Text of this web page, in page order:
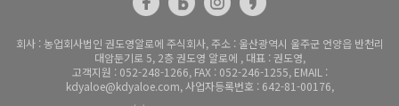
회사 : 농업회사법인 권도영알로에 주식회사, 주소 : 울산광역시 울주군 언양읍 반천리
대암둔기로 5, 2층 권도영 알로에 , 대표 : 권도영,
고객지원 : 052-248-1266, FAX : 052-246-1255, EMAIL :
kdyaloe@kdyaloe.com, 사업자등록번호 : 642-81-00176,